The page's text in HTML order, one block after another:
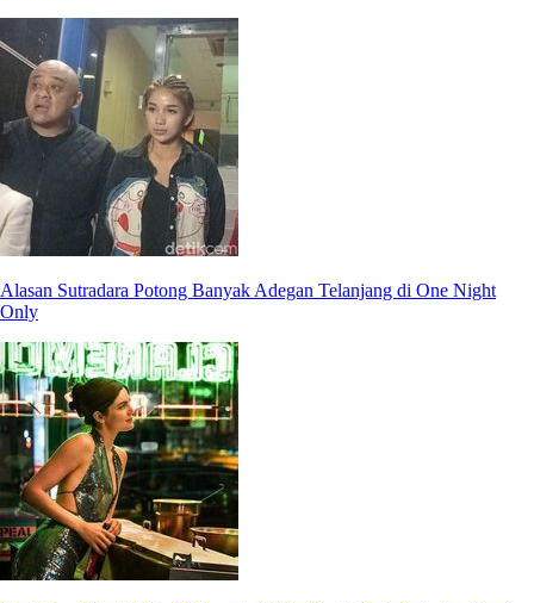
Alasan Sutradara Potong Banyak Adegan Telanjang di One Night
Only